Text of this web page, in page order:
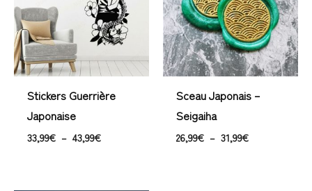
Stickers Guerrière
Japonaise
33,99€ – 43,99€
43,99€
Sceau Japonais –
Seigaiha
26,99€ – 31,99€
31,99€